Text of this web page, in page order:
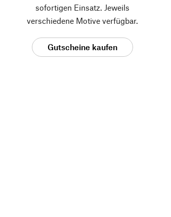
sofortigen Einsatz. Jeweils
verschiedene Motive verfügbar.
Gutscheine kaufen